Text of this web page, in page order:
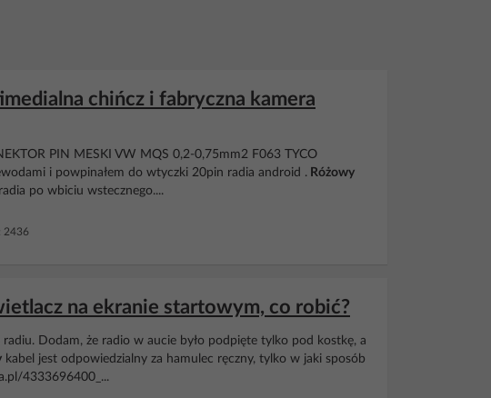
chińcz i fabryczna kamera
PIN MESKI VW MQS 0,2-0,75mm2 F063 TYCO
i powpinałem do wtyczki 20pin radia android . Różowy
radia po wbiciu wstecznego....
2436
na ekranie startowym, co robić?
Dodam, że radio w aucie było podpięte tylko pod kostkę, a
kabel jest odpowiedzialny za hamulec ręczny, tylko w jaki sposób
4333696400_...